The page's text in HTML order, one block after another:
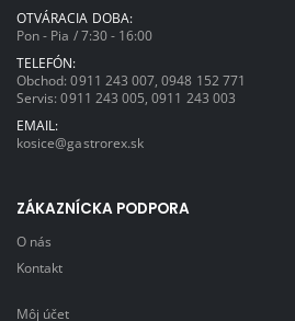
OTVÁRACIA DOBA:
Pon - Pia / 7:30 - 16:00
TELEFÓN:
Obchod:0911 243 007 ,0948 152 771
Servis:0911 243 005 ,0911 243 003
EMAIL:
kosice@gastrorex.sk
ZÁKAZNÍCKA PODPORA
O nás
Kontakt
Môj účet